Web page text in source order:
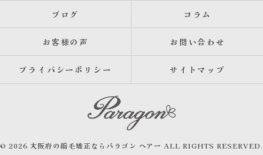
ブログ コラム
お客様の声 お問い合わせ
プライバシーポリシー サイトマップ
© 2026 大阪府の縮毛矯正ならパラゴン ヘアー ALL RIGHTS RESERVED.